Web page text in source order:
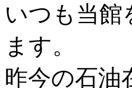
いつも当館
ます。
昨今の石油